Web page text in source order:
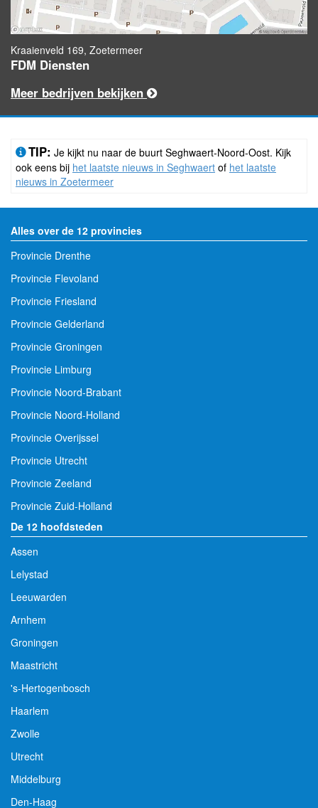
Kraaienveld 169, Zoetermeer
FDM Diensten
Meer bedrijven bekijken
TIP: Je kijkt nu naar de buurt Seghwaert-Noord-Oost. Kijk
ook eens bij het laatste nieuws in Seghwaert of het laatste
nieuws in Zoetermeer
Alles over de 12 provincies
Provincie Drenthe
Provincie Flevoland
Provincie Friesland
Provincie Gelderland
Provincie Groningen
Provincie Limburg
Provincie Noord-Brabant
Provincie Noord-Holland
Provincie Overijssel
Provincie Utrecht
Provincie Zeeland
Provincie Zuid-Holland
De 12 hoofdsteden
Assen
Lelystad
Leeuwarden
Arnhem
Groningen
Maastricht
's-Hertogenbosch
Haarlem
Zwolle
Utrecht
Middelburg
Den-Haag